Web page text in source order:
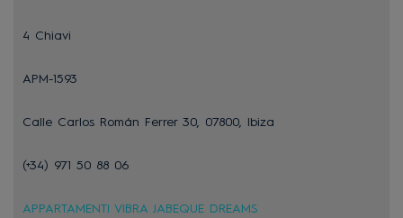
4 Chiavi
APM-1593
Calle Carlos Román Ferrer 30, 07800, Ibiza
(+34) 971 50 88 06
APPARTAMENTI VIBRA JABEQUE DREAMS